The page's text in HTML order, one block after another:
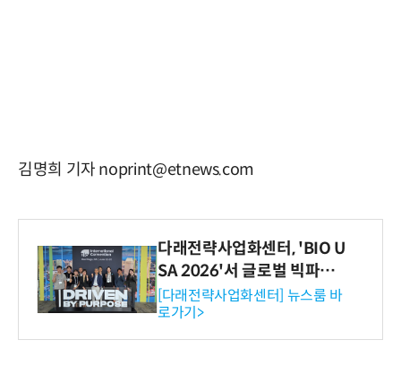
김명희 기자 noprint@etnews.com
다래전략사업화센터, 'BIO U
SA 2026'서 글로벌 빅파마
와의 비즈니스 미팅 지원…K
-바이오 해외 진출 교두보 확
보
[다래전략사업화센터] 뉴스룸 바
로가기>